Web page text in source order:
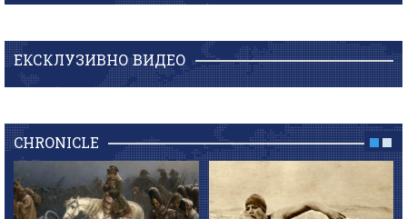
ЕКСКЛУЗИВНО ВИДЕО
CHRONICLE